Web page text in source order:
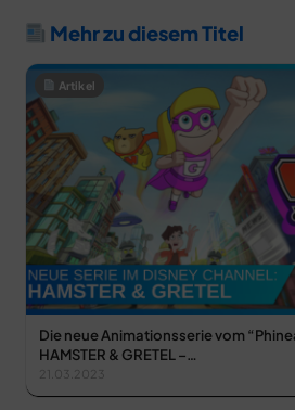
Mehr zu diesem Titel
Artikel
Die neue Animationsserie vom
HAMSTER & GRETEL –…